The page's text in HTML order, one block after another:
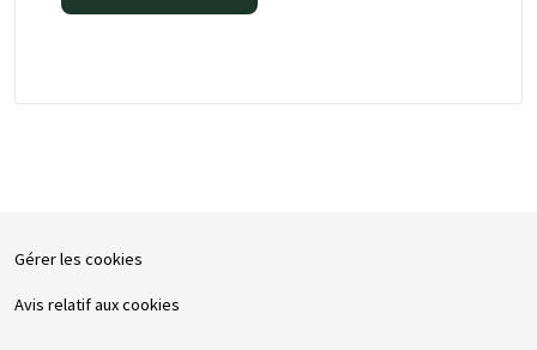
Gérer les cookies
Avis relatif aux cookies